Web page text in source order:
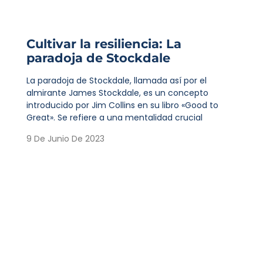
Cultivar la resiliencia: La
paradoja de Stockdale
La paradoja de Stockdale, llamada así por el
almirante James Stockdale, es un concepto
introducido por Jim Collins en su libro «Good to
Great». Se refiere a una mentalidad crucial
9 De Junio De 2023